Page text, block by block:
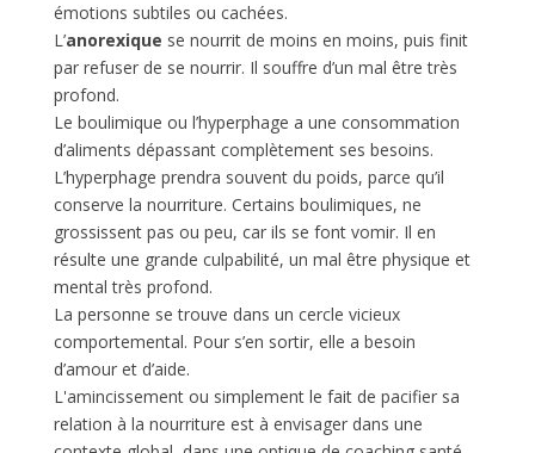
émotions subtiles ou cachées.
L’anorexique se nourrit de moins en moins, puis finit
par refuser de se nourrir. Il souffre d’un mal être très
profond.
Le boulimique ou l’hyperphage a une consommation
d’aliments dépassant complètement ses besoins.
L’hyperphage prendra souvent du poids, parce qu’il
conserve la nourriture. Certains boulimiques, ne
grossissent pas ou peu, car ils se font vomir. Il en
résulte une grande culpabilité, un mal être physique et
mental très profond.
La personne se trouve dans un cercle vicieux
comportemental. Pour s’en sortir, elle a besoin
d’amour et d’aide.
L'amincissement ou simplement le fait de pacifier sa
relation à la nourriture est à envisager dans une